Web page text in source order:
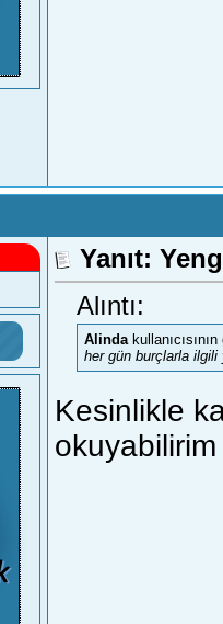
Yanıt:
Alıntı:
Alinda
her gün burçlarla
Kesinlikle
okuyabilirim